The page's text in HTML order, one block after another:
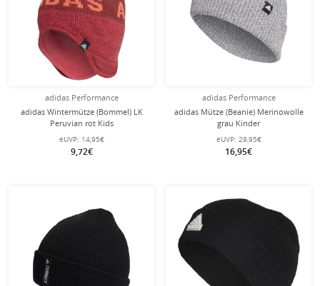
adidas Performance
adidas Wintermütze (Bommel) LK
Peruvian rot Kids
eUVP: 14,95€
9,72€
adidas Performance
adidas Mütze (Beanie) Merinowolle
grau Kinder
eUVP: 29,95€
16,95€